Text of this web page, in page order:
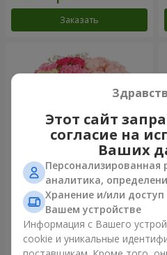
Заказать
Цветы в коробке "Соломия"
2 066 грн
Этот сайт
согласие на
Ваших
Персонализированная
аналитика,
Хранение и/или
Вашем устройстве
Информация с Вашего
cookie и уникальные